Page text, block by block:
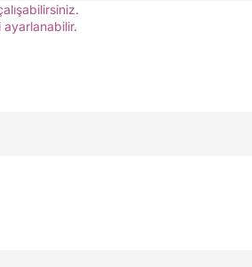
ayarlanabilir.